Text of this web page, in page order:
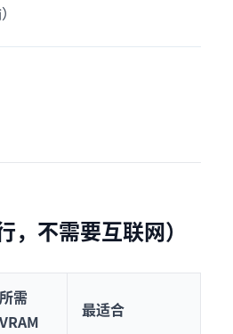
，不需要互联网）
所需
VRAM
最适合